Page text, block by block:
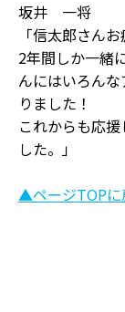
坂井 一将
「信太郎さんお
2年間しか一緒
んにはいろん
りました！
これからも応
した。」
▲ページTOPに